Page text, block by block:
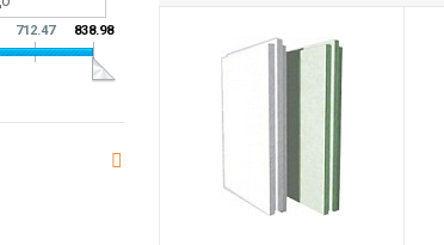
712.47 838.98